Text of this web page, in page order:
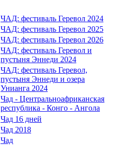
ЧАД: фестиваль Геревол 2024
ЧАД: фестиваль Геревол 2025
ЧАД: фестиваль Геревол 2026
ЧАД: фестиваль Геревол и
пустыня Эннеди 2024
ЧАД: фестиваль Геревол,
пустыня Эннеди и озера
Унианга 2024
Чад - Центральноафриканская
республика - Конго - Ангола
Чад 16 дней
Чад 2018
Чад